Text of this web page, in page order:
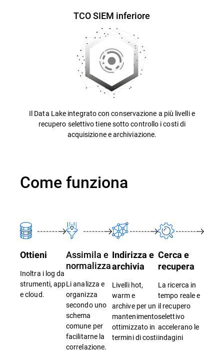
TCO SIEM inferiore
Il Data Lake integrato con conservazione a più livelli e
recupero selettivo tiene sotto controllo i costi di
acquisizione e archiviazione.
Come funziona
Ottieni
Inoltra i log da
strumenti, app
e cloud.
Assimila e
normalizza
Li analizza e
organizza
secondo uno
schema
comune per
facilitarne la
correlazione.
Indirizza e
archivia
Livelli hot,
warm e
archive per un
mantenimento
ottimizzato in
termini di costi
Cerca e
recupera
La ricerca in
tempo reale e
il recupero
selettivo
accelerano le
indagini